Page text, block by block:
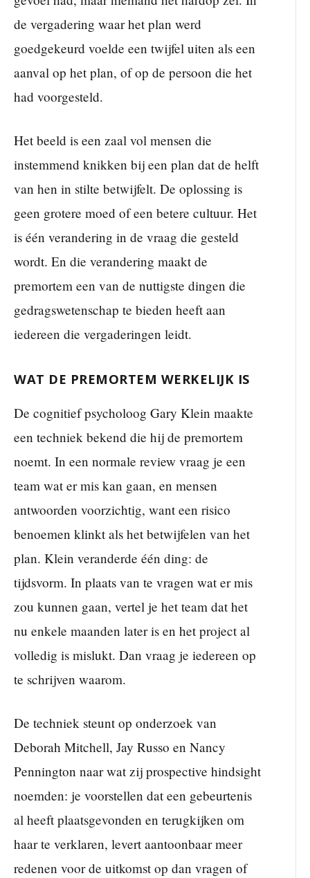
de vergadering waar het plan werd
goedgekeurd voelde een twijfel uiten als een
aanval op het plan, of op de persoon die het
had voorgesteld.
Het beeld is een zaal vol mensen die
instemmend knikken bij een plan dat de helft
van hen in stilte betwijfelt. De oplossing is
geen grotere moed of een betere cultuur. Het
is één verandering in de vraag die gesteld
wordt. En die verandering maakt de
premortem een van de nuttigste dingen die
gedragswetenschap te bieden heeft aan
iedereen die vergaderingen leidt.
WAT DE PREMORTEM WERKELIJK IS
De cognitief psycholoog Gary Klein maakte
een techniek bekend die hij de premortem
noemt. In een normale review vraag je een
team wat er mis kan gaan, en mensen
antwoorden voorzichtig, want een risico
benoemen klinkt als het betwijfelen van het
plan. Klein veranderde één ding: de
tijdsvorm. In plaats van te vragen wat er mis
zou kunnen gaan, vertel je het team dat het
nu enkele maanden later is en het project al
volledig is mislukt. Dan vraag je iedereen op
te schrijven waarom.
De techniek steunt op onderzoek van
Deborah Mitchell, Jay Russo en Nancy
Pennington naar wat zij prospective hindsight
noemden: je voorstellen dat een gebeurtenis
al heeft plaatsgevonden en terugkijken om
haar te verklaren, levert aantoonbaar meer
redenen voor de uitkomst op dan vragen of